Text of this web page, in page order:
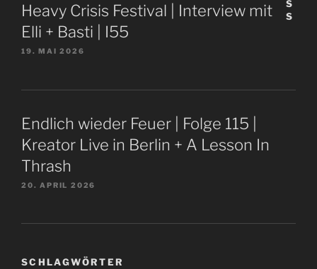
Heavy Crisis Festival | Interview mit
Elli + Basti | I55
19. MAI 2026
Endlich wieder Feuer | Folge 115 |
Kreator Live in Berlin + A Lesson In
Thrash
20. APRIL 2026
SCHLAGWÖRTER